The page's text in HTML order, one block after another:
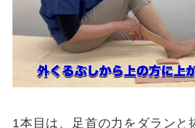
1本目は、足首の力をダランと